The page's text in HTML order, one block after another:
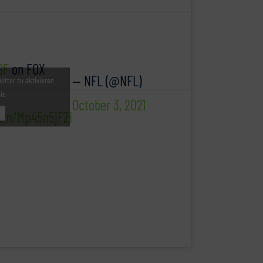
on FOX
Mp45n5jFZi
— NFL (@NFL)
October 3, 2021
zu aktivieren